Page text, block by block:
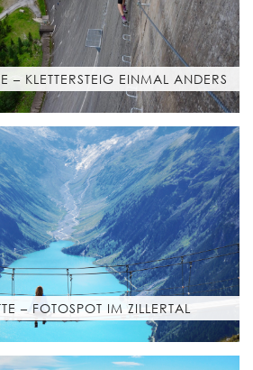
– KLETTERSTEIG EINMAL ANDERS
– FOTOSPOT IM ZILLERTAL